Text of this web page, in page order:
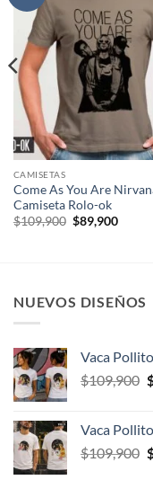
CAMISETAS
Come As You Are
Camiseta Rolo-ok
$109,900 El
precio
$89,900El
NUEVOS DISEÑOS
Vaca
$109,900
Vaca
$109,900